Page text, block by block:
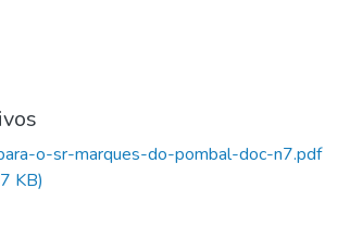
o-sr-marques-do-pombal-doc-n7.pdf
KB)